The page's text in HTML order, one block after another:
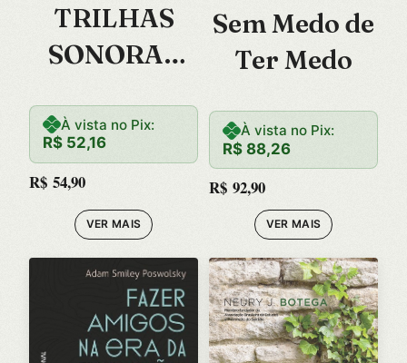
TRILHAS
SONORAS
A
SURPREEND
SOLUCAO
PARA QUEM
ESTA
CANSADO
À vista no Pix:
R$ 52,16
R$ 54,90
VER MAIS
Sem Medo de
Ter Medo
À vista no Pix:
R$ 88,26
R$ 92,90
VER MAIS